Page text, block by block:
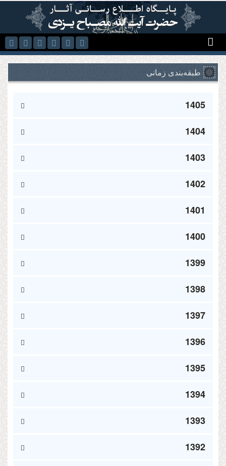
رفتن به محتوای اصلی
طبقه‌بندی زمانی
1405
1404
1403
1402
1401
1400
1399
1398
1397
1396
1395
1394
1393
1392